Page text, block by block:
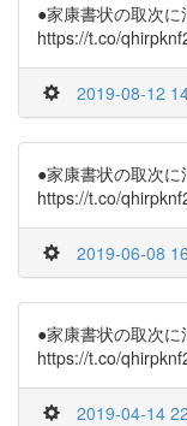
●家康書状の取次に
https://t.co/
2019-08-12
●家康書状の取次に
https://t.co/
2019-06-08
●家康書状の取次に
https://t.co/
2019-04-14